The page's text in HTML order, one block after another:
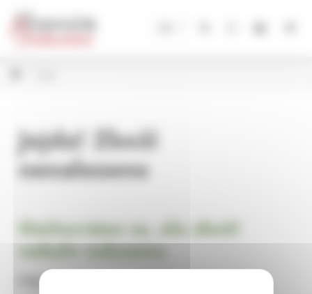
Jejda! Zboží
nenalezeno
Omlouváme se, ale zboží
nebylo nalezeno.
Pokračujte na
Panel pro správu cookies